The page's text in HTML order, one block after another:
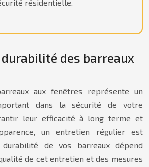
résidentielle.
des barreaux
aux fenêtres représente un
dans la sécurité de votre
leur efficacité à long terme et
un entretien régulier est
durabilité de vos barreaux dépend
de cet entretien et des mesures